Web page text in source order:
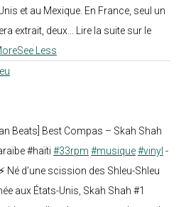
et au Mexique. En France, seul un
extrait, deux... Lire la suite sur le
See Less
Beats] Best Compas – Skah Shah
#haïti #33rpm #musique#vinyl -
Né d’une scission des Shleu-Shleu
aux États-Unis, Skah Shah #1